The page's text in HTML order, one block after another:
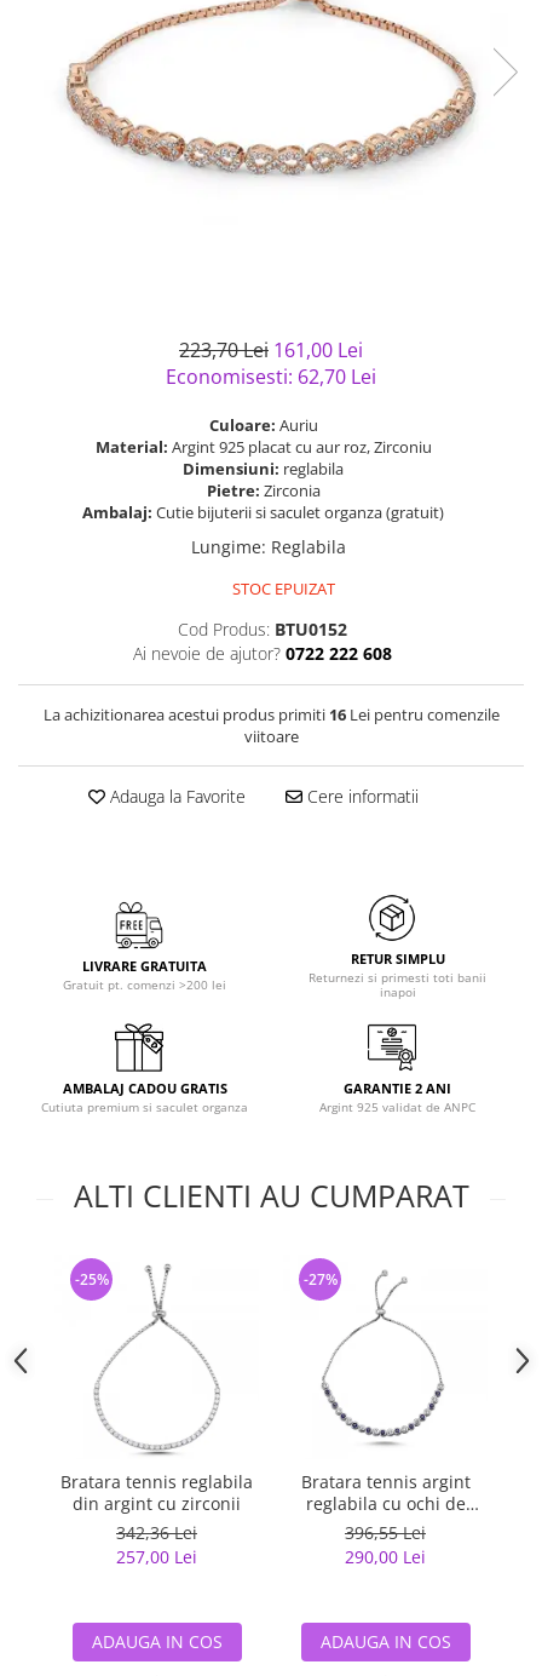
semipretioase
Bijuterii argint placat cu aur
Bijuterii argint cu diverse
materiale
Bijuterii argint cu murano
Bijuterii de Lux
Bijuterii gotice si rock
Bijuterii Handmade
Bijuterii fantezie
Casete si cutii de bijuterii
223,70 Lei 161,00 Lei
Economisesti: 62,70 Lei
Culoare: Auriu
Material: Argint 925 placat cu aur roz, Zirconiu
Dimensiuni: reglabila
Pietre: Zirconia
Ambalaj: Cutie bijuterii si saculet organza (gratuit)
Lungime: Reglabila
STOC EPUIZAT
Cod Produs: BTU0152
Ai nevoie de ajutor? 0722 222 608
La achizitionarea acestui produs primiti 16Lei pentru comenzile
viitoare
Adauga la Favorite Cere informatii
LIVRARE GRATUITA
Gratuit pt. comenzi >200 lei
RETUR SIMPLU
Returnezi si primesti toti banii
inapoi
AMBALAJ CADOU GRATIS
Cutiuta premium si saculet organza
GARANTIE 2 ANI
Argint 925 validat de ANPC
ALTI CLIENTI AU CUMPARAT
Bratara tennis reglabila
din argint cu zirconii
342,36 Lei
257,00 Lei
-25%
ADAUGA IN COS
Bratara tennis argint
reglabila cu ochi de
deochi
396,55 Lei
290,00 Lei
-27%
ADAUGA IN COS